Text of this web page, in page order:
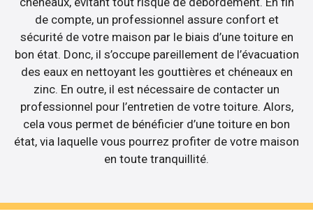
de compte, un professionnel assure confort et
sécurité de votre maison par le biais d’une toiture en
bon état. Donc, il s’occupe pareillement de l’évacuation
des eaux en nettoyant les gouttières et chéneaux en
zinc. En outre, il est nécessaire de contacter un
professionnel pour l’entretien de votre toiture. Alors,
cela vous permet de bénéficier d’une toiture en bon
état, via laquelle vous pourrez profiter de votre maison
en toute tranquillité.